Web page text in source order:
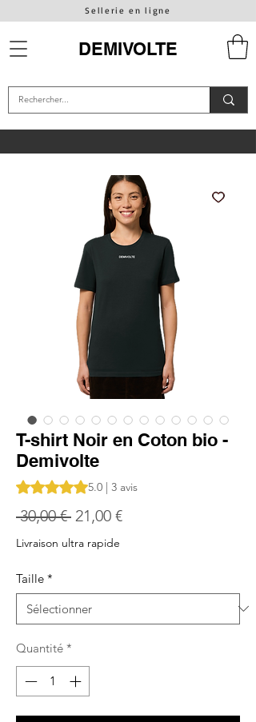
Sellerie en ligne
DEMIVOLTE
T-shirt Noir en Coton bio -
Demivolte
La note est de 5.0 sur cinq étoiles selon 3
5.0 | 3 avis
30,00 € Prix
original
21,00 €Prix
Livraison ultra rapide
Taille *
Quantité *